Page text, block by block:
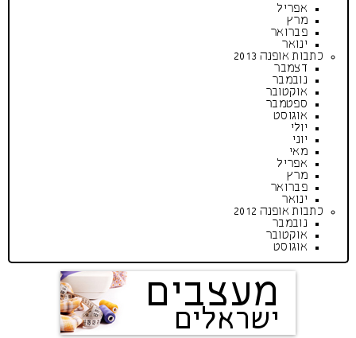
אפריל
מרץ
פברואר
ינואר
כתבות אופנה 2013
דצמבר
נובמבר
אוקטובר
ספטמבר
אוגוסט
יולי
יוני
מאי
אפריל
מרץ
פברואר
ינואר
כתבות אופנה 2012
נובמבר
אוקטובר
אוגוסט
מעצבים
ישראלים